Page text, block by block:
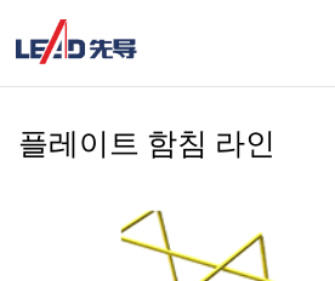
플레이트 함침 라인